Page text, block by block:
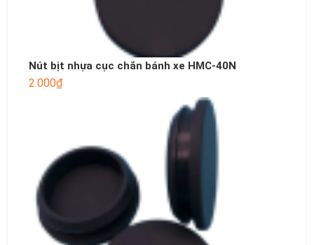
Nút bịt nhựa cục chắn bánh xe HMC-40N
2.000₫